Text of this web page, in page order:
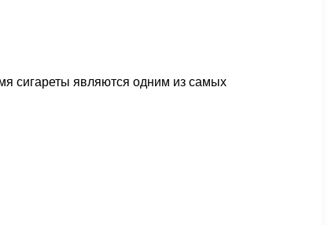
сигареты являются одним из самых